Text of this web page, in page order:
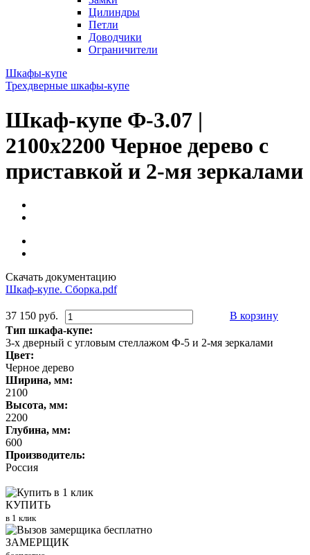
Цилиндры
Петли
Доводчики
Ограничители
Шкафы-купе
Трехдверные шкафы-купе
Шкаф-купе Ф-3.07 |
2100x2200 Черное дерево с
приставкой и 2-мя зеркалами
Скачать документацию
Шкаф-купе. Сборка.pdf
37 150 руб.
В корзину
Тип шкафа-купе:
3-х дверный с угловым стеллажом Ф-5 и 2-мя зеркалами
Цвет:
Черное дерево
Ширина, мм:
2100
Высота, мм:
2200
Глубина, мм:
600
Производитель:
Россия
КУПИТЬ
в 1 клик
ЗАМЕРЩИК